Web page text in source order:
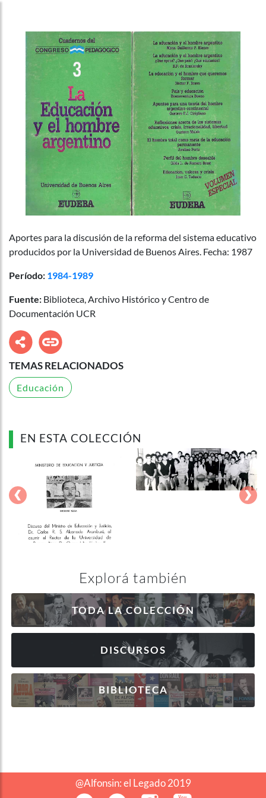
Aportes para la discusión de la reforma del sistema educativo
producidos por la Universidad de Buenos Aires. Fecha: 1987
Período: 1984-1989
Fuente: Biblioteca, Archivo Histórico y Centro de
Documentación UCR
TEMAS RELACIONADOS
Educación
EN ESTA COLECCIÓN
‹ ›
Explorá también
TODA LA COLECCIÓN
DISCURSOS
BIBLIOTECA
@Alfonsin: el Legado 2019